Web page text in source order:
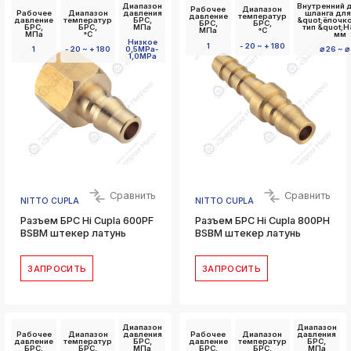
Рабочее
давление
БРС,
МПа
1
Диапазон
температур
БРС,
°C
- 20 ~ + 180
Диапазон
давления
БРС,
МПа
Низкое
0,5MPa-
1,0MPa
NITTO CUPLA Сравнить
Разъем БРС Hi Cupla 600PF
BSBM штекер латунь
ЗАПРОСИТЬ
Рабочее
давление
БРС,
МПа
1
Диапазон
температур
БРС,
°C
- 20 ~ + 180
Внутренний
шланга
тип
мм
⌀ 26 ~ ⌀
NITTO CUPLA Сравнить
Разъем БРС Hi Cupla 800PH
BSBM штекер латунь
ЗАПРОСИТЬ
Рабочее
давление
БРС,
Диапазон
температур
БРС,
Диапазон
давления
БРС,
МПа
Рабочее
давление
БРС,
Диапазон
температур
БРС,
Диапазон
давления
БРС,
МПа